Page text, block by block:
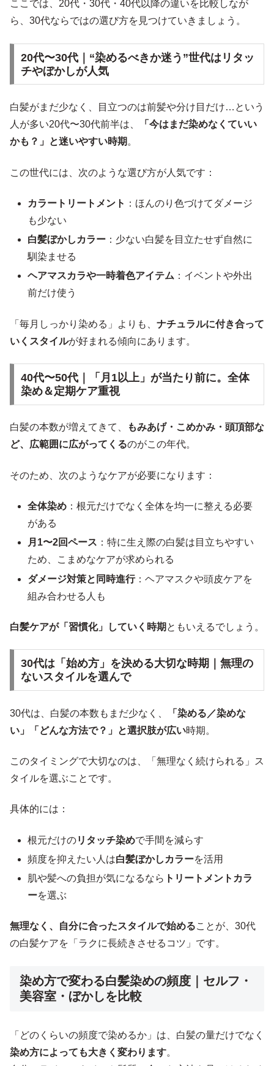
ここでは、20代・30代・40代以降の違いを比較しなが
ら、30代ならではの選び方を見つけていきましょう。
20代〜30代｜“染めるべきか迷う”世代はリタッ
チやぼかしが人気
白髪がまだ少なく、目立つのは前髪や分け目だけ…という
人が多い20代〜30代前半は、
「今はまだ染めなくていい
かも？」と迷いやすい時期 。
この世代には、次のような選び方が人気です：
カラートリートメント ：ほんのり色づけてダメージ
も少ない
白髪ぼかしカラー ：少ない白髪を目立たせず自然に
馴染ませる
ヘアマスカラや一時着色アイテム ：イベントや外出
前だけ使う
「毎月しっかり染める」よりも、 ナチュラルに付き合って
いくスタイルが好まれる傾向にあります。
40代〜50代｜「月1以上」が当たり前に。全体
染め＆定期ケア重視
白髪の本数が増えてきて、
もみあげ・こめかみ・頭頂部な
ど、広範囲に広がってくるのがこの年代。
そのため、次のようなケアが必要になります：
全体染め ：根元だけでなく全体を均一に整える必要
がある
月1〜2回ペース ：特に生え際の白髪は目立ちやすい
ため、こまめなケアが求められる
ダメージ対策と同時進行：ヘアマスクや頭皮ケアを
組み合わせる人も
白髪ケアが「習慣化」していく時期 ともいえるでしょう。
30代は「始め方」を決める大切な時期｜無理の
ないスタイルを選んで
30代は、白髪の本数もまだ少なく、
「染める／染めな
い」「どんな方法で？」と選択肢が広い時期。
このタイミングで大切なのは、「無理なく続けられる」ス
タイルを選ぶことです。
具体的には：
根元だけのリタッチ染めで手間を減らす
頻度を抑えたい人は白髪ぼかしカラーを活用
肌や髪への負担が気になるなら トリートメントカラ
ーを選ぶ
無理なく、自分に合ったスタイルで始めることが、30代
の白髪ケアを「ラクに長続きさせるコツ」です。
染め方で変わる白髪染めの頻度｜セルフ・
美容室・ぼかしを比較
「どのくらいの頻度で染めるか」は、白髪の量だけでなく
染め方によっても大きく変わります。